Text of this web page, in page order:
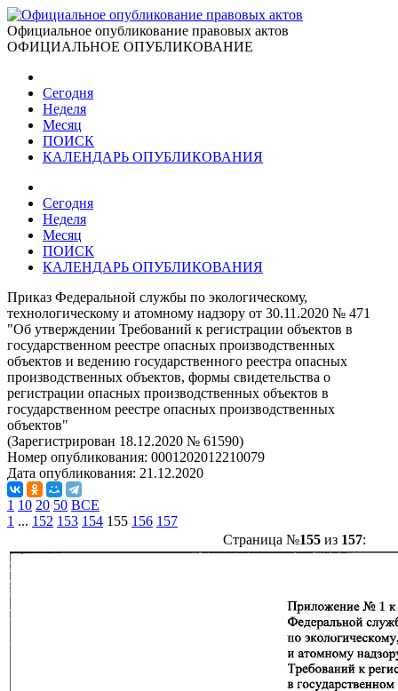
Официальное опубликование правовых актов
ОФИЦИАЛЬНОЕ ОПУБЛИКОВАНИЕ
Сегодня
Неделя
Месяц
ПОИСК
КАЛЕНДАРЬ ОПУБЛИКОВАНИЯ
Сегодня
Неделя
Месяц
ПОИСК
КАЛЕНДАРЬ ОПУБЛИКОВАНИЯ
Приказ Федеральной службы по экологическому,
технологическому и атомному надзору от 30.11.2020 № 471
"Об утверждении Требований к регистрации объектов в
государственном реестре опасных производственных
объектов и ведению государственного реестра опасных
производственных объектов, формы свидетельства о
регистрации опасных производственных объектов в
государственном реестре опасных производственных
объектов"
(Зарегистрирован 18.12.2020 № 61590)
Номер опубликования: 0001202012210079
Дата опубликования: 21.12.2020
1 10 20 50 ВСЕ
1 ... 152 153 154 155 156 157
Страница №155из 157: